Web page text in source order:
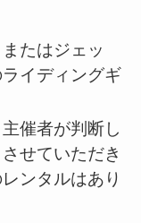
たはジェッ
イディングギ
催者が判断し
せていただき
ンタルはあり